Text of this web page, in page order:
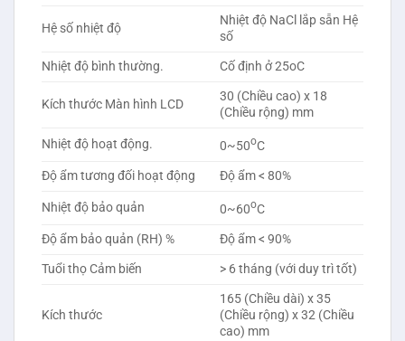
Hệ số nhiệt độ
Nhiệt độ NaCl lắp sẵn Hệ
số
Nhiệt độ bình thường.
Cố định ở 25oC
Kích thước Màn hình LCD
30 (Chiều cao) x 18
(Chiều rộng) mm
Nhiệt độ hoạt động. 0~50oC
Độ ẩm tương đối hoạt động
Độ ẩm < 80%
Nhiệt độ bảo quản 0~60oC
Độ ẩm bảo quản (RH) %
Độ ẩm < 90%
Tuổi thọ Cảm biến
> 6 tháng (với duy trì tốt)
Kích thước
165 (Chiều dài) x 35
(Chiều rộng) x 32 (Chiều
cao) mm